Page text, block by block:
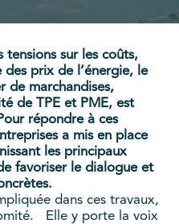
tensions sur les coûts,
des prix de l’énergie, le
de marchandises,
de TPE et PME, est
répondre à ces
a mis en place
les principaux
favoriser le dialogue et
dans ces travaux,
Elle y porte la voix